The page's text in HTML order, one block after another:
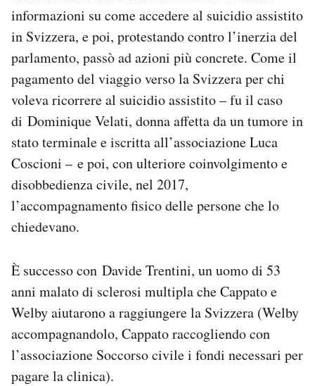
informazioni su come accedere al suicidio assistito
in Svizzera, e poi, protestando contro l’inerzia del
parlamento, passò ad azioni più concrete. Come il
pagamento del viaggio verso la Svizzera per chi
voleva ricorrere al suicidio assistito – fu il caso
di Dominique Velati, donna affetta da un tumore in
stato terminale e iscritta all’associazione Luca
Coscioni – e poi, con ulteriore coinvolgimento e
disobbedienza civile, nel 2017,
l’accompagnamento fisico delle persone che lo
chiedevano.
È successo con Davide Trentini, un uomo di 53
anni malato di sclerosi multipla che Cappato e
Welby aiutarono a raggiungere la Svizzera (Welby
accompagnandolo, Cappato raccogliendo con
l’associazione Soccorso civile i fondi necessari per
pagare la clinica).